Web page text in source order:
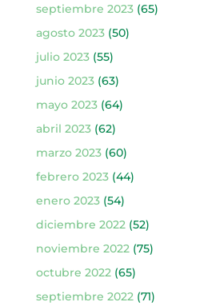
septiembre 2023(65)
agosto 2023(50)
julio 2023(55)
junio 2023(63)
mayo 2023(64)
abril 2023(62)
marzo 2023(60)
febrero 2023(44)
enero 2023(54)
diciembre 2022(52)
noviembre 2022(75)
octubre 2022(65)
septiembre 2022(71)